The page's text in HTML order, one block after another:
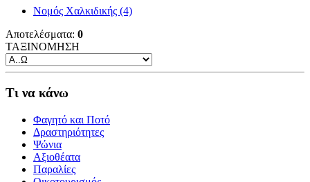
Νομός Χαλκιδικής (4)
Αποτελέσματα: 0
ΤΑΞΙΝΟΜΗΣΗ
Τι να κάνω
Φαγητό και Ποτό
Δραστηριότητες
Ψώνια
Αξιοθέατα
Παραλίες